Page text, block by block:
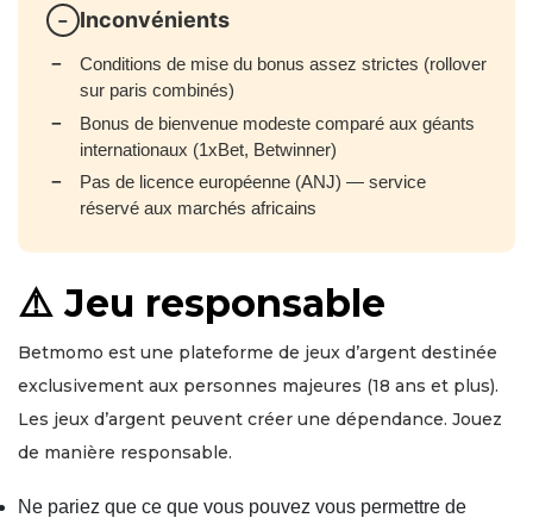
Inconvénients
Conditions de mise du bonus assez strictes (rollover
sur paris combinés)
Bonus de bienvenue modeste comparé aux géants
internationaux (1xBet, Betwinner)
Pas de licence européenne (ANJ) — service
réservé aux marchés africains
⚠️ Jeu responsable
Betmomo est une plateforme de jeux d’argent destinée
exclusivement aux personnes majeures (18 ans et plus).
Les jeux d’argent peuvent créer une dépendance. Jouez
de manière responsable.
Ne pariez que ce que vous pouvez vous permettre de